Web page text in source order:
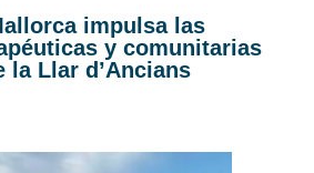
impulsa las
y comunitarias
la Llar d’Ancians